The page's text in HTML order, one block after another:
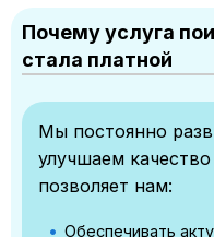
Почему услуга
стала платной
Мы постоянно
улучшаем
позволяет нам:
Обеспечивать